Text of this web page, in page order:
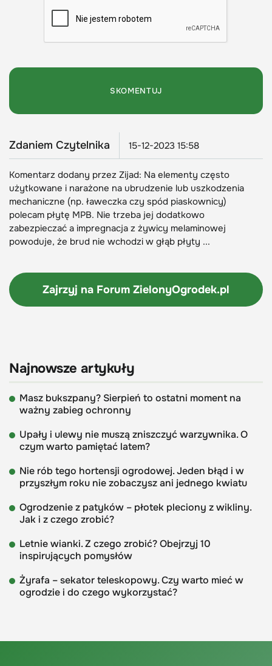
Zdaniem Czytelnika 15-12-2023 15:58
Komentarz dodany przez Zijad: Na elementy często
użytkowane i narażone na ubrudzenie lub uszkodzenia
mechaniczne (np. ławeczka czy spód piaskownicy)
polecam płytę MPB. Nie trzeba jej dodatkowo
zabezpieczać a impregnacja z żywicy melaminowej
powoduje, że brud nie wchodzi w głąb płyty ...
Zajrzyj na Forum ZielonyOgrodek.pl
Najnowsze artykuły
Masz bukszpany? Sierpień to ostatni moment na
ważny zabieg ochronny
Upały i ulewy nie muszą zniszczyć warzywnika. O
czym warto pamiętać latem?
Nie rób tego hortensji ogrodowej. Jeden błąd i w
przyszłym roku nie zobaczysz ani jednego kwiatu
Ogrodzenie z patyków – płotek pleciony z wikliny.
Jak i z czego zrobić?
Letnie wianki. Z czego zrobić? Obejrzyj 10
inspirujących pomysłów
Żyrafa – sekator teleskopowy. Czy warto mieć w
ogrodzie i do czego wykorzystać?